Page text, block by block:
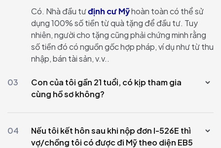
Có. Nhà đầu tưđịnh cư Mỹhoàn toàn có thể sử
dụng 100% số tiền từ quà tặng để đầu tư. Tuy
nhiên, người cho tặng cũng phải chứng minh rằng
số tiền đó có nguồn gốc hợp pháp, ví dụ như từ thu
nhập, bán tài sản, v.v..
03
Con của tôi gần 21 tuổi, có kịp tham gia
cùng hồ sơ không?
04
Nếu tôi kết hôn sau khi nộp đơn I-526E thì
vợ/chồng tôi có được đi Mỹ theo diện EB5